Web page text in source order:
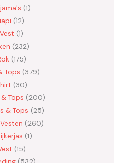
1
12
Vest 1
232
175
Tops 379
30
Tops
200
& Tops
25
260
1
15